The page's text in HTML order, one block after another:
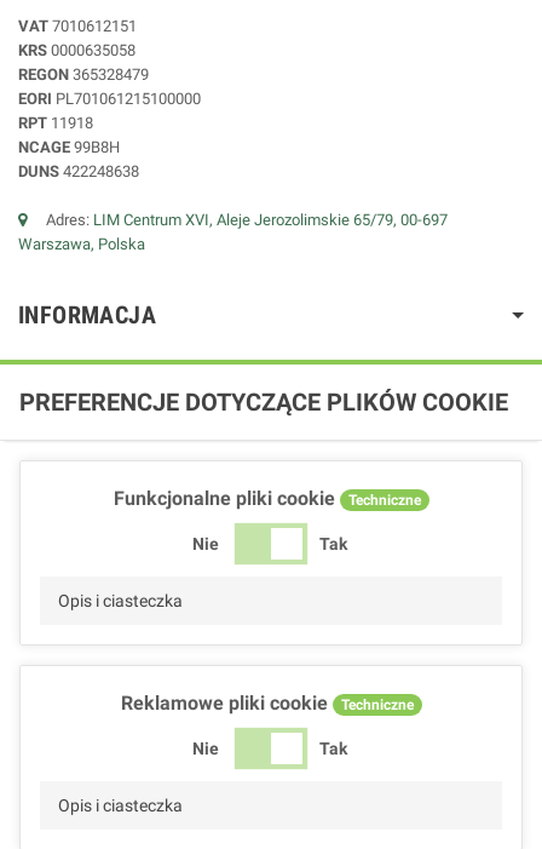
VAT 7010612151
KRS 0000635058
REGON 365328479
EORI PL701061215100000
RPT 11918
NCAGE 99B8H
DUNS 422248638
Adres: LIM Centrum XVI, Aleje Jerozolimskie 65/79, 00-697
Warszawa, Polska
INFORMACJA
PREFERENCJE DOTYCZĄCE PLIKÓW COOKIE
Funkcjonalne pliki cookie Techniczne
Nie Tak
Opis i ciasteczka
Reklamowe pliki cookie Techniczne
Nie Tak
Opis i ciasteczka